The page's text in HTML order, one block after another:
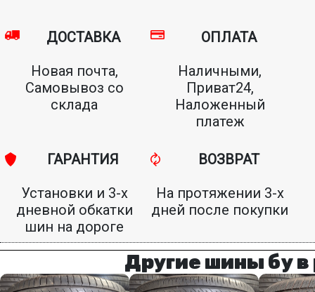
ДОСТАВКА
Новая почта,
Самовывоз со
склада
ОПЛАТА
Наличными,
Приват24,
Наложенный
платеж
ГАРАНТИЯ
Установки и 3-х
дневной обкатки
шин на дороге
ВОЗВРАТ
На протяжении 3-х
дней после покупки
Другие шины бу в